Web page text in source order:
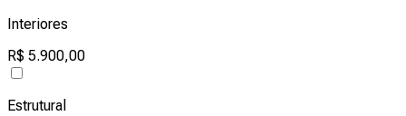
Interiores
R$ 5.900,00
Estrutural